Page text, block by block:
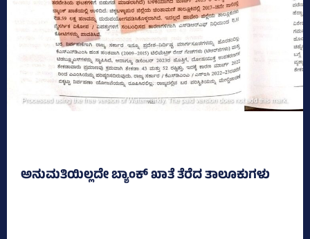
ಅನುಮತಿಯಿಲ್ಲದೇ ಬ್ಯಾಂಕ್‌ ಖಾತೆ ತೆರೆದ ತಾಲೂಕುಗಳು